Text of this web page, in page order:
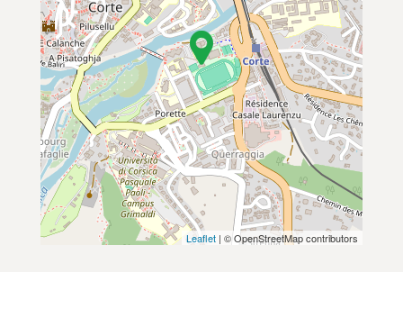
Leaflet | © OpenStreetMap contributors